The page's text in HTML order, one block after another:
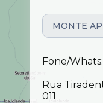
Fone/Whats:
Rua
011